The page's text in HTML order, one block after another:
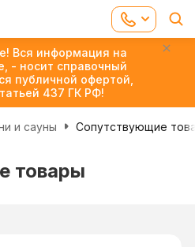
Вся информация на
- носит справочный
публичной офертой,
437 ГК РФ!
и сауны Сопутствующие
товары